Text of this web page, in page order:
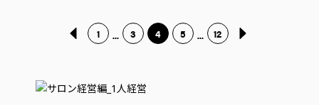
1 ... 3 4 5 ... 12